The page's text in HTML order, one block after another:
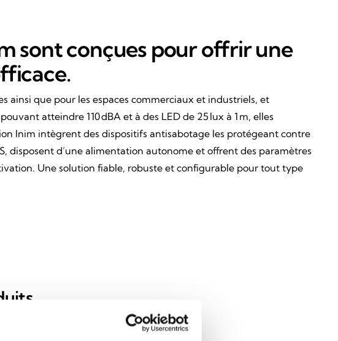
sont conçues pour offrir une
ainsi que pour les espaces commerciaux et industriels, et
atteindre 110 dBA et à des LED de 25 lux à 1 m, elles
Inim intègrent des dispositifs antisabotage les protégeant contre
disposent d’une alimentation autonome et offrent des paramètres
Une solution fiable, robuste et configurable pour tout type